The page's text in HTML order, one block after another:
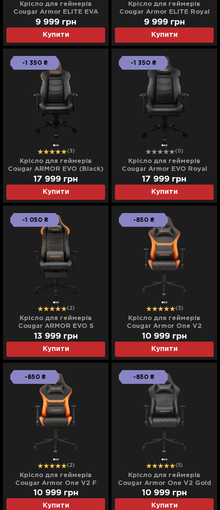
Крісло для геймерів
Cougar Armor ELITE EVA
(Black) (UA)
Купити
9 999 грн
Крісло для геймерів
Cougar Armor ELITE Royal
(Black) (UA)
Купити
9 999 грн
-1 350 ₴
(3)
Крісло для геймерів
Cougar ARMOR EVO (Black)
(UA)
Купити
17 999 грн
-1 350 ₴
(0)
Крісло для геймерів
Cougar Armor EVO Royal
(Black) (UA)
Купити
17 999 грн
-1 050 ₴
(2)
Крісло для геймерів
Cougar ARMOR EVO S
(Black) (UA)
Купити
13 999 грн
-850 ₴
(3)
Крісло для геймерів
Cougar Armor One V2
(Black) (UA)
Купити
10 999 грн
-850 ₴
(2)
Крісло для геймерів
Cougar Armor One V2 F
(Black) (UA)
Купити
10 999 грн
-850 ₴
(5)
Крісло для геймерів
Cougar Armor One V2 Gold
(Black) (UA)
Купити
10 999 грн